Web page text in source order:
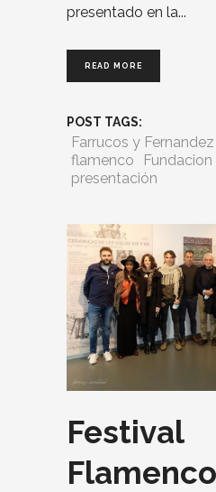
presentado en la
READ MORE
POST TAGS:
Farrucos y Fernandez
flamenco
Fundacion
presentación
Festival